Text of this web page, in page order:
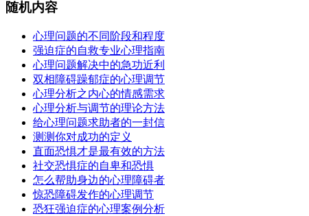
随机内容
心理问题的不同阶段和程度
强迫症的自救专业心理指南
心理问题解决中的急功近利
双相障碍躁郁症的心理调节
心理分析之内心的情感需求
心理分析与调节的理论方法
给心理问题求助者的一封信
测测你对成功的定义
直面恐惧才是最有效的方法
社交恐惧症的自卑和恐惧
怎么帮助身边的心理障碍者
惊恐障碍发作的心理调节
恐狂强迫症的心理案例分析